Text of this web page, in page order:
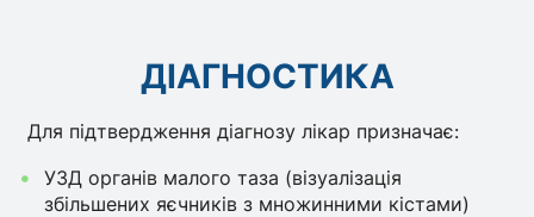
ДІАГНОСТИКА
Для підтвердження діагнозу лікар призначає:
УЗД органів малого таза (візуалізація
збільшених яєчників з множинними кістами)